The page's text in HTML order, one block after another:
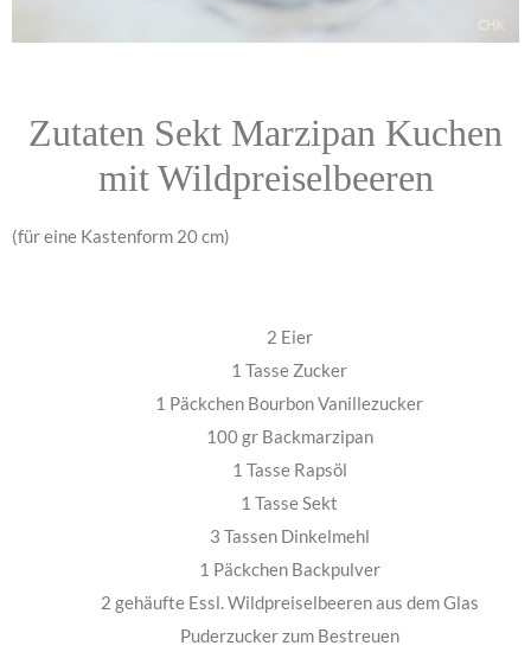
Zutaten Sekt Marzipan Kuchen
mit Wildpreiselbeeren
(für eine Kastenform 20 cm)
2 Eier
1 Tasse Zucker
1 Päckchen Bourbon Vanillezucker
100 gr Backmarzipan
1 Tasse Rapsöl
1 Tasse Sekt
3 Tassen Dinkelmehl
1 Päckchen Backpulver
2 gehäufte Essl. Wildpreiselbeeren aus dem Glas
Puderzucker zum Bestreuen